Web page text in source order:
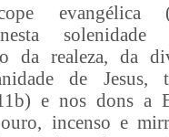
evangélica
solenidade
da realeza, da
de Jesus,
e nos dons a
incenso e